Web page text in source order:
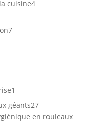
cuisine44
77
produit
1
produit
géants2727
produits
en rouleaux